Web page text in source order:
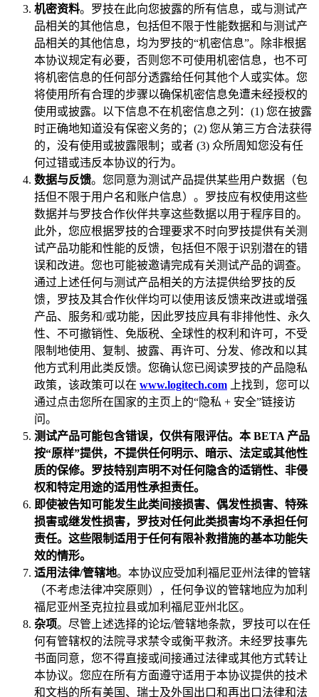
机密资料。罗技在此向您披露的所有信息，或与测试产
品相关的其他信息，包括但不限于性能数据和与测试产
品相关的其他信息，均为罗技的“机密信息”。除非根据
本协议规定有必要，否则您不可使用机密信息，也不可
将机密信息的任何部分透露给任何其他个人或实体。您
将使用所有合理的步骤以确保机密信息免遭未经授权的
使用或披露。以下信息不在机密信息之列：(1) 您在披露
时正确地知道没有保密义务的；(2) 您从第三方合法获得
的，没有使用或披露限制；或者 (3) 众所周知您没有任
何过错或违反本协议的行为。
数据与反馈。您同意为测试产品提供某些用户数据（包
括但不限于用户名和账户信息）。罗技应有权使用这些
数据并与罗技合作伙伴共享这些数据以用于程序目的。
此外，您应根据罗技的合理要求不时向罗技提供有关测
试产品功能和性能的反馈，包括但不限于识别潜在的错
误和改进。您也可能被邀请完成有关测试产品的调查。
通过上述任何与测试产品相关的方法提供给罗技的反
馈，罗技及其合作伙伴均可以使用该反馈来改进或增强
产品、服务和/或功能，因此罗技应具有非排他性、永久
性、不可撤销性、免版税、全球性的权利和许可，不受
限制地使用、复制、披露、再许可、分发、修改和以其
他方式利用此类反馈。您确认您已阅读罗技的产品隐私
政策，该政策可以在 www.logitech.com 上找到，您可以
通过点击您所在国家的主页上的“隐私 + 安全”链接访
问。
测试产品可能包含错误，仅供有限评估。本 BETA 产品
按“原样”提供，不提供任何明示、暗示、法定或其他性
质的保修。罗技特别声明不对任何隐含的适销性、非侵
权和特定用途的适用性承担责任。
即使被告知可能发生此类间接损害、偶发性损害、特殊
损害或继发性损害，罗技对任何此类损害均不承担任何
责任。这些限制适用于任何有限补救措施的基本功能失
效的情形。
适用法律/管辖地。本协议应受加利福尼亚州法律的管辖
（不考虑法律冲突原则），任何争议的管辖地应为加利
福尼亚州圣克拉拉县或加利福尼亚州北区。
杂项。尽管上述选择的论坛/管辖地条款，罗技可以在任
何有管辖权的法院寻求禁令或衡平救济。未经罗技事先
书面同意，您不得直接或间接通过法律或其他方式转让
本协议。您应在所有方面遵守适用于本协议提供的技术
和文档的所有美国、瑞士及外国出口和再出口法律和法